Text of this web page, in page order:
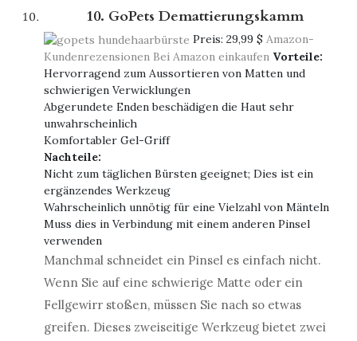
10. GoPets Demattierungskamm
Preis: 29,99 $ Amazon-
Kundenrezensionen Bei Amazon einkaufen Vorteile:
Hervorragend zum Aussortieren von Matten und
schwierigen Verwicklungen
Abgerundete Enden beschädigen die Haut sehr
unwahrscheinlich
Komfortabler Gel-Griff
Nachteile:
Nicht zum täglichen Bürsten geeignet; Dies ist ein
ergänzendes Werkzeug
Wahrscheinlich unnötig für eine Vielzahl von Mänteln
Muss dies in Verbindung mit einem anderen Pinsel
verwenden
Manchmal schneidet ein Pinsel es einfach nicht.
Wenn Sie auf eine schwierige Matte oder ein
Fellgewirr stoßen, müssen Sie nach so etwas
greifen. Dieses zweiseitige Werkzeug bietet zwei